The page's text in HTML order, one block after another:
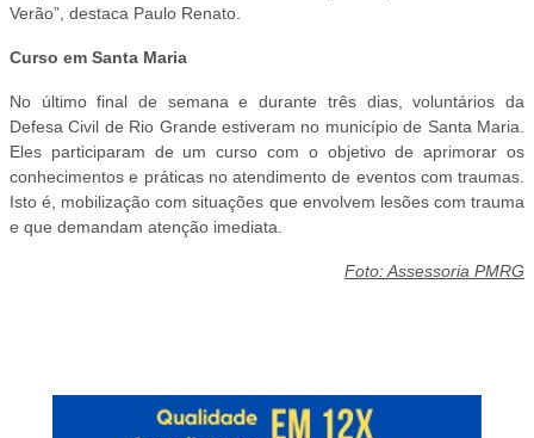
Verão”, destaca Paulo Renato.
Curso em Santa Maria
No último final de semana e durante três dias, voluntários da
Defesa Civil de Rio Grande estiveram no município de Santa Maria.
Eles participaram de um curso com o objetivo de aprimorar os
conhecimentos e práticas no atendimento de eventos com traumas.
Isto é, mobilização com situações que envolvem lesões com trauma
e que demandam atenção imediata.
Foto: Assessoria PMRG